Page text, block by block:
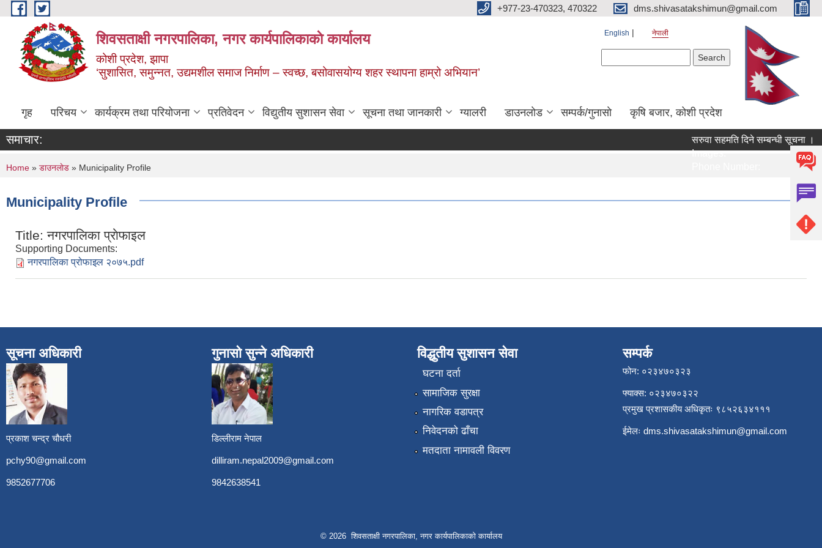
Skip to main content +977-23-470323, 470322 dms.shivasatakshimun@gmail.com
शिवसताक्षी नगरपालिका, नगर कार्यपालिकाकाे कार्यालय
कोशी प्रदेश, झापा
‘सुशासित, समुन्‍नत, उद्यमशील समाज निर्माण – स्वच्छ, बसोवासयोग्य शहर स्थापना हाम्रो अभियान’
English नेपाली
गृह परिचय कार्यक्रम तथा परियोजना प्रतिवेदन विद्युतीय सुशासन सेवा सूचना तथा जानकारी ग्यालरी डाउनलाेड सम्पर्क/गुनासाे कृषि बजार, कोशी प्रदेश
समाचार:
सरुवा सहमति दिने सम्बन्धी सूचना ।
Images:
You are here
Home » डाउनलाेड » Municipality Profile
Municipality Profile
Title:नगरपालिका प्राेफाइल
Supporting Documents:
नगरपालिका प्रोफाइल २०७५.pdf
सूचना अधिकारी
प्रकाश चन्द्र चौधरी
pchy90@gmail.com
9852677706
गुनासो सुन्ने अधिकारी
डिल्लीराम नेपाल
dilliram.nepal2009@gmail.com
9842638541
विद्धुतीय सुशासन सेवा
घटना दर्ता
सामाजिक सुरक्षा
नागरिक वडापत्र
निवेदनको ढाँचा
मतदाता नामावली विवरण
सम्पर्क
फोन: ०२३४७०३२३
फ्याक्स: ०२३४७०३२२
प्रमुख प्रशासकीय अधिकृतः ९८५२६३४१११
ईमेलः dms.shivasatakshimun@gmail.com
© 2026 शिवसताक्षी नगरपालिका, नगर कार्यपालिकाकाे कार्यालय